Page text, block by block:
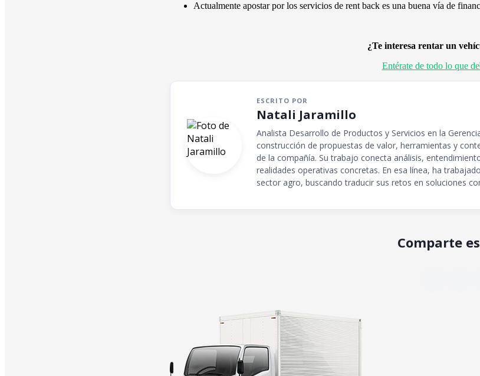
Actualmente apostar por los servicios de rent back es una buena vía de
¿Te interesa rentar un
Entérate de todo lo que
ESCRITO POR
Natali Jaramillo
Analista Desarrollo de Productos y Servicios en la
construcción de propuestas de valor, herramientas y
de la compañía. Su trabajo conecta análisis,
realidades operativas concretas. En esa línea, ha
sector agro, buscando traducir sus retos en soluciones
Comparte